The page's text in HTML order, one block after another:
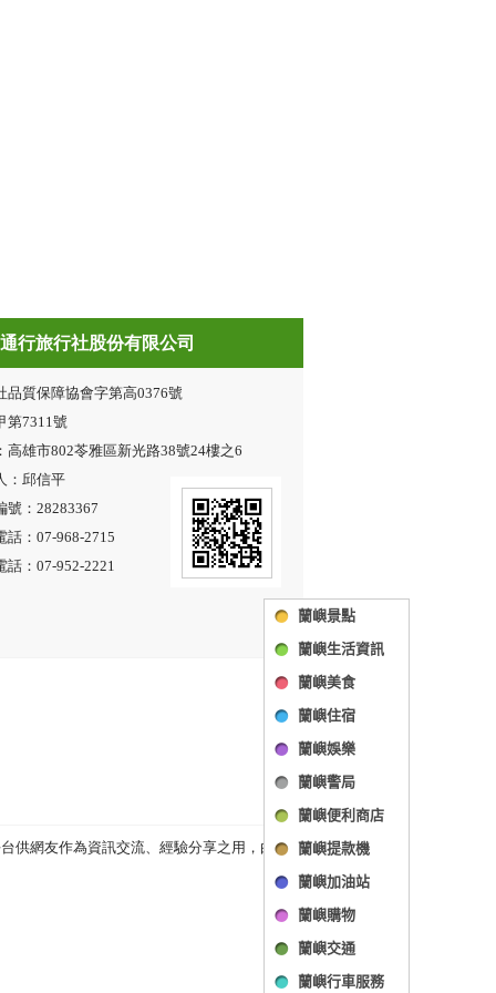
蘭嶼景點
蘭嶼生活資訊
蘭嶼美食
蘭嶼住宿
蘭嶼娛樂
蘭嶼警局
蘭嶼便利商店
蘭嶼提款機
蘭嶼加油站
蘭嶼購物
蘭嶼交通
蘭嶼行車服務